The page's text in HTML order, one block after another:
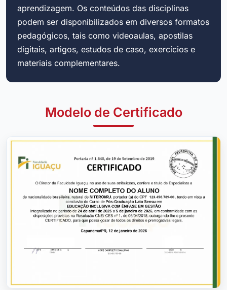
aprendizagem. Os conteúdos das disciplinas
podem ser disponibilizados em diversos formatos
pedagógicos, tais como videoaulas, apostilas
digitais, artigos, estudos de caso, exercícios e
materiais complementares.
Modelo de Certificado